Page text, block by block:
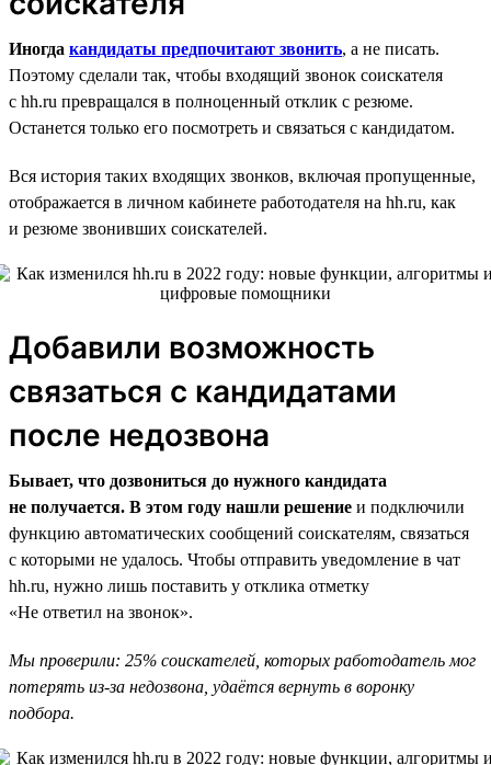
Иногда кандидаты предпочитают звонить, а не писать.
Поэтому сделали так, чтобы входящий звонок соискателя
с hh.ru превращался в полноценный отклик с резюме.
Останется только его посмотреть и связаться с кандидатом.
Вся история таких входящих звонков, включая пропущенные,
отображается в личном кабинете работодателя на hh.ru, как
и резюме звонивших соискателей.
Добавили возможность
связаться с кандидатами
после недозвона
Бывает, что дозвониться до нужного кандидата
не получается. В этом году нашли решение и подключили
функцию автоматических сообщений соискателям, связаться
с которыми не удалось. Чтобы отправить уведомление в чат
hh.ru, нужно лишь поставить у отклика отметку
«Не ответил на звонок».
Мы проверили: 25% соискателей, которых работодатель мог
потерять из-за недозвона, удаётся вернуть в воронку
подбора.